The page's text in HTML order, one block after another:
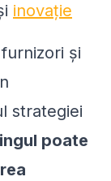
inovație
și
strategiei
poate